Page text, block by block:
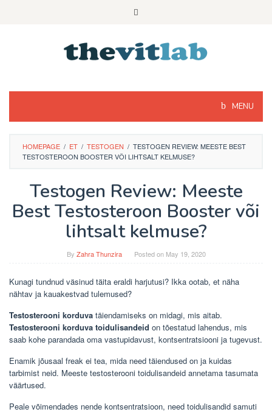
MENU
HOMEPAGE / ET / TESTOGEN / TESTOGEN REVIEW: MEESTE BEST
TESTOSTEROON BOOSTER VÕI LIHTSALT KELMUSE?
Testogen Review: Meeste
Best Testosteroon Booster või
lihtsalt kelmuse?
By Zahra Thunzira Posted on May 19, 2020
Kunagi tundnud väsinud täita eraldi harjutusi? Ikka ootab, et näha
nähtav ja kauakestvad tulemused?
Testosterooni korduva täiendamiseks on midagi, mis aitab.
Testosterooni korduva toidulisandeid on tõestatud lahendus, mis
saab kohe parandada oma vastupidavust, kontsentratsiooni ja tugevust.
Enamik jõusaal freak ei tea, mida need täiendused on ja kuidas
tarbimist neid. Meeste testosterooni toidulisandeid annetama tasumata
väärtused.
Peale võimendades nende kontsentratsioon, need toidulisandid samuti